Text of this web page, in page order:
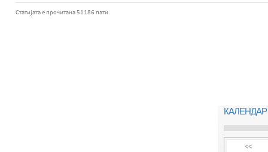
Статијата е прочитана 51186 пати.
<<